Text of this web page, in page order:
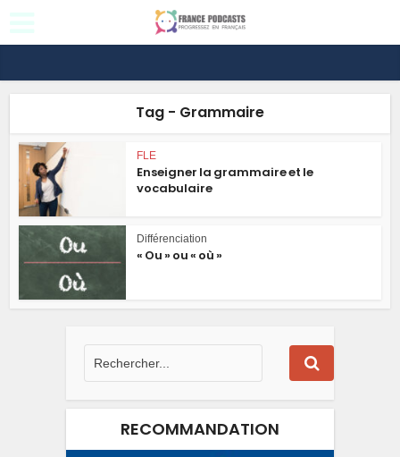
Tag - Grammaire
FLE
Enseigner la grammaire et le
vocabulaire
Différenciation
« Ou » ou « où »
RECOMMANDATION